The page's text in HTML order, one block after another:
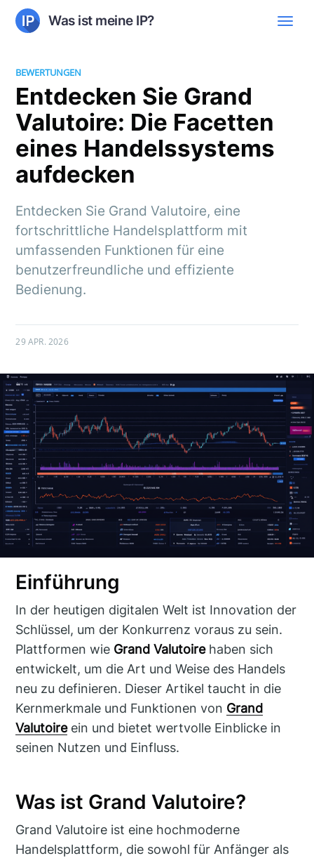
Was ist meine IP?
BEWERTUNGEN
Entdecken Sie Grand
Valutoire: Die Facetten
eines Handelssystems
aufdecken
Entdecken Sie Grand Valutoire, eine
fortschrittliche Handelsplattform mit
umfassenden Funktionen für eine
benutzerfreundliche und effiziente
Bedienung.
29 APR. 2026
Einführung
In der heutigen digitalen Welt ist Innovation der
Schlüssel, um der Konkurrenz voraus zu sein.
Plattformen wie Grand Valutoirehaben sich
entwickelt, um die Art und Weise des Handels
neu zu definieren. Dieser Artikel taucht in die
Kernmerkmale und Funktionen von Grand
Valutoireein und bietet wertvolle Einblicke in
seinen Nutzen und Einfluss.
Was ist Grand Valutoire?
Grand Valutoire ist eine hochmoderne
Handelsplattform, die sowohl für Anfänger als